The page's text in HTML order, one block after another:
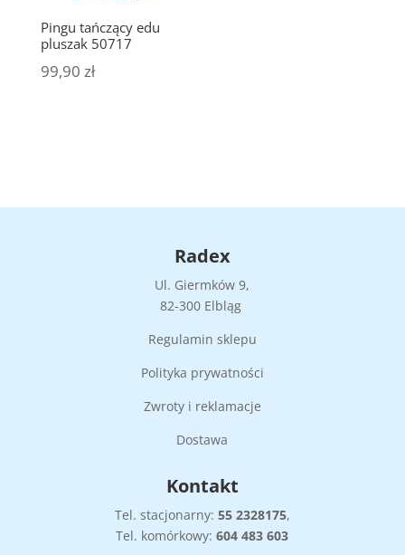
Pingu tańczący edu
pluszak 50717
99,90 zł
Radex
Ul. Giermków 9,
82-300 Elbląg
Regulamin sklepu
Polityka prywatności
Zwroty i reklamacje
Dostawa
Kontakt
Tel. stacjonarny: 55 2328175,
Tel. komórkowy:604 483 603